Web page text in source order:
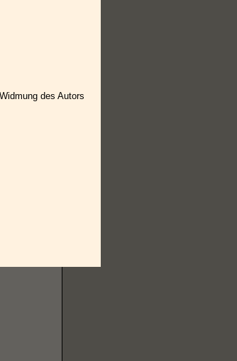
des Autors